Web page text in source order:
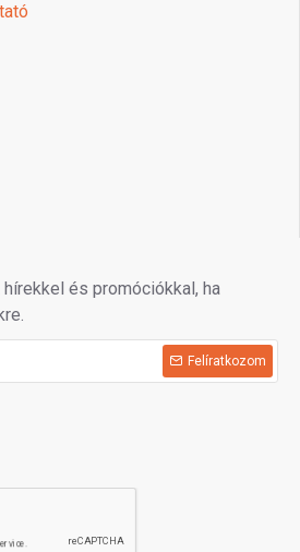
és promóciókkal, ha
Felíratkozom